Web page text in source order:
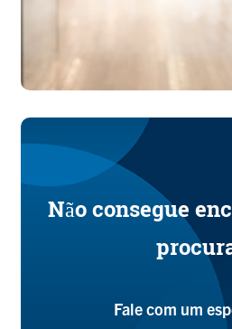
Não consegue
Fale com um